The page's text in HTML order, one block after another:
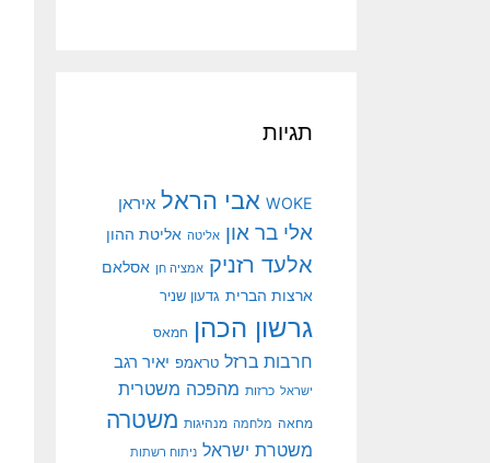
תגיות
WOKE אבי הראל איראן
אלי בר און אליטה אליטת ההון
אלעד רזניק אמציה חן אסלאם
ארצות הברית גדעון שניר
גרשון הכהן חמאס
חרבות ברזל טראמפ יאיר רגב
ישראל כרזות מהפכה משטרית
מחאה מלחמה מנהיגות משטרה
משטרת ישראל ניתוח רשתות